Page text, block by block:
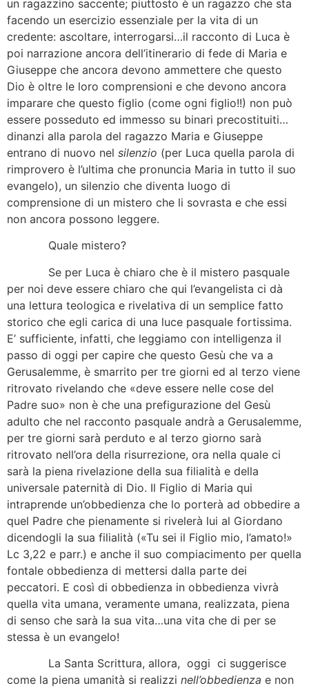
un ragazzino saccente; piuttosto è un ragazzo che sta
facendo un esercizio essenziale per la vita di un
credente: ascoltare, interrogarsi…il racconto di Luca è
poi narrazione ancora dell’itinerario di fede di Maria e
Giuseppe che ancora devono ammettere che questo
Dio è oltre le loro comprensioni e che devono ancora
imparare che questo figlio (come ogni figlio!!) non può
essere posseduto ed immesso su binari precostituiti…
dinanzi alla parola del ragazzo Maria e Giuseppe
entrano di nuovo nel silenzio (per Luca quella parola di
rimprovero è l’ultima che pronuncia Maria in tutto il suo
evangelo), un silenzio che diventa luogo di
comprensione di un mistero che li sovrasta e che essi
non ancora possono leggere.
Quale mistero?
Se per Luca è chiaro che è il mistero pasquale
per noi deve essere chiaro che qui l’evangelista ci dà
una lettura teologica e rivelativa di un semplice fatto
storico che egli carica di una luce pasquale fortissima.
E’ sufficiente, infatti, che leggiamo con intelligenza il
passo di oggi per capire che questo Gesù che va a
Gerusalemme, è smarrito per tre giorni ed al terzo viene
ritrovato rivelando che «deve essere nelle cose del
Padre suo» non è che una prefigurazione del Gesù
adulto che nel racconto pasquale andrà a Gerusalemme,
per tre giorni sarà perduto e al terzo giorno sarà
ritrovato nell’ora della risurrezione, ora nella quale ci
sarà la piena rivelazione della sua filialità e della
universale paternità di Dio. Il Figlio di Maria qui
intraprende un’obbedienza che lo porterà ad obbedire a
quel Padre che pienamente si rivelerà lui al Giordano
dicendogli la sua filialità («Tu sei il Figlio mio, l’amato!»
Lc 3,22 e parr.) e anche il suo compiacimento per quella
fontale obbedienza di mettersi dalla parte dei
peccatori. E così di obbedienza in obbedienza vivrà
quella vita umana, veramente umana, realizzata, piena
di senso che sarà la sua vita…una vita che di per se
stessa è un evangelo!
La Santa Scrittura, allora, oggi ci suggerisce
come la piena umanità si realizzi nell’obbedienza e non